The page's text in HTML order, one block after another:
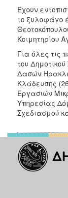
ΠΟΛΙΤΙΣΜΟΣ
ΑΝΘΕΚΤΙΚΗ
ΠΟΛΗ
Έχουν
το ξυλοφάγο
Κοιμητηρίου
Για όλες τις
του
Δασών
Κλάδευσης
Εργασιών
Υπηρεσίας
Σχεδιασμού